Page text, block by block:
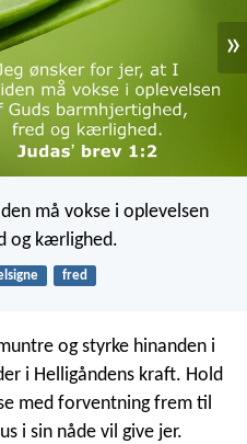
»
må vokse i oplevelsen
og kærlighed.
fred
og styrke hinanden i
i Helligåndens kraft. Hold
med forventning frem til
i sin nåde vil give jer.